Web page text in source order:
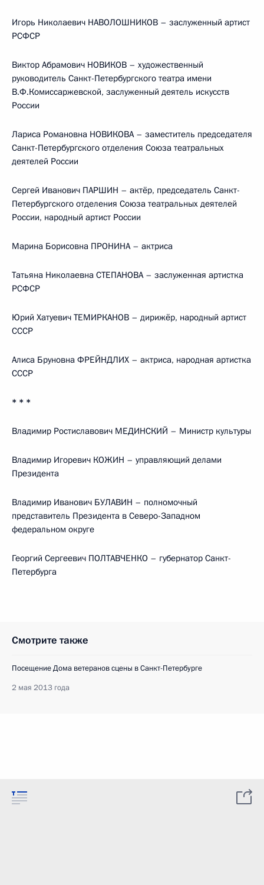
Игорь Николаевич НАВОЛОШНИКОВ – заслуженный артист
РСФСР
Виктор Абрамович НОВИКОВ – художественный
руководитель Санкт-Петербургского театра имени
В.Ф.Комиссаржевской, заслуженный деятель искусств
России
Лариса Романовна НОВИКОВА – заместитель председателя
Санкт-Петербургского отделения Союза театральных
деятелей России
Сергей Иванович ПАРШИН – актёр, председатель Санкт-
Петербургского отделения Союза театральных деятелей
России, народный артист России
Марина Борисовна ПРОНИНА – актриса
Татьяна Николаевна СТЕПАНОВА – заслуженная артистка
РСФСР
Юрий Хатуевич ТЕМИРКАНОВ – дирижёр, народный артист
СССР
Алиса Бруновна ФРЕЙНДЛИХ – актриса, народная артистка
СССР
* * *
Владимир Ростиславович МЕДИНСКИЙ – Министр культуры
Владимир Игоревич КОЖИН – управляющий делами
Президента
Владимир Иванович БУЛАВИН – полномочный
представитель Президента в Северо-Западном
федеральном округе
Георгий Сергеевич ПОЛТАВЧЕНКО – губернатор Санкт-
Петербурга
Смотрите также
Посещение Дома ветеранов сцены в Санкт-Петербурге
2 мая 2013 года